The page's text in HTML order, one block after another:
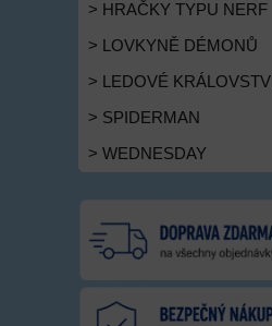
> HRAČKY TYPU NERF
> LOVKYNĚ DÉMONŮ
> LEDOVÉ KRÁLOVSTVÍ
> SPIDERMAN
> WEDNESDAY